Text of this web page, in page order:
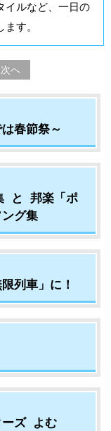
イルなど、一日の
す。
次へ
春節祭～
と 邦楽「ポ
グ集
列車」に！
ーズ よむ